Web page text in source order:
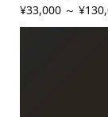
¥33,000 ～